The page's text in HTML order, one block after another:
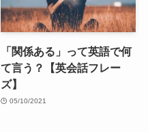
ウェストポーチって英語じ
ゃないって知ってる？
[Funny Pack]
05/19/2021